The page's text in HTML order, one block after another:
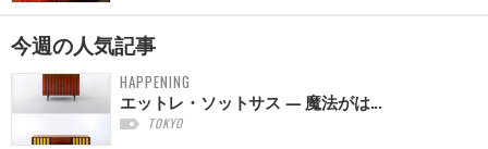
今週の人気記事
HAPPENING
エットレ・ソットサス — 魔法がは...
TOKYO